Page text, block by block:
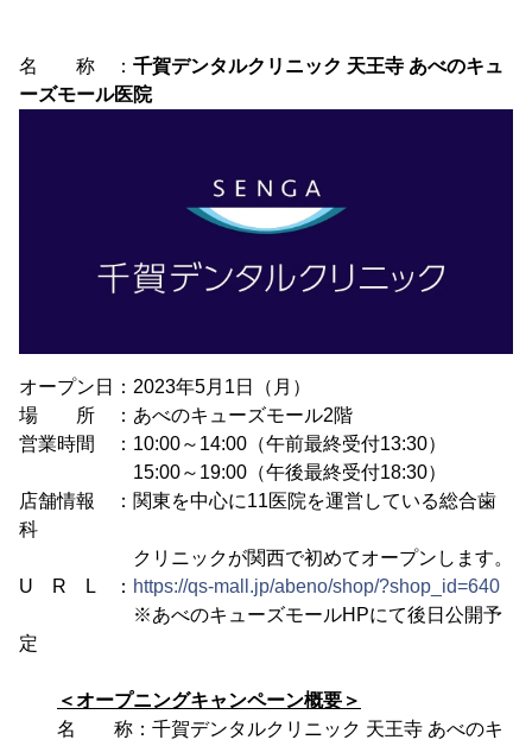
名 称 ： 千賀デンタルクリニック 天王寺 あべのキュ
ーズモール医院
オープン日：2023年5月1日（月）
場 所 ：あべのキューズモール2階
営業時間 ：10:00～14:00（午前最終受付13:30）
15:00～19:00（午後最終受付18:30）
店舗情報 ：関東を中心に11医院を運営している総合歯
科
クリニックが関西で初めてオープンします。
U R L ： https://qs-mall.jp/abeno/shop/?shop_id=640
※あべのキューズモールHPにて後日公開予
定
＜オープニングキャンペーン概要＞
名 称：千賀デンタルクリニック 天王寺 あべのキ